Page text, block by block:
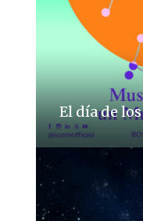
El día de